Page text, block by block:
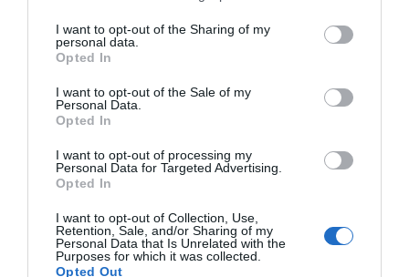
I want to opt-out of the Sharing of my
personal data.
Opted In
I want to opt-out of the Sale of my
Personal Data.
Opted In
I want to opt-out of processing my
Personal Data for Targeted Advertising.
Opted In
I want to opt-out of Collection, Use,
Retention, Sale, and/or Sharing of my
Personal Data that Is Unrelated with the
Purposes for which it was collected.
Opted Out